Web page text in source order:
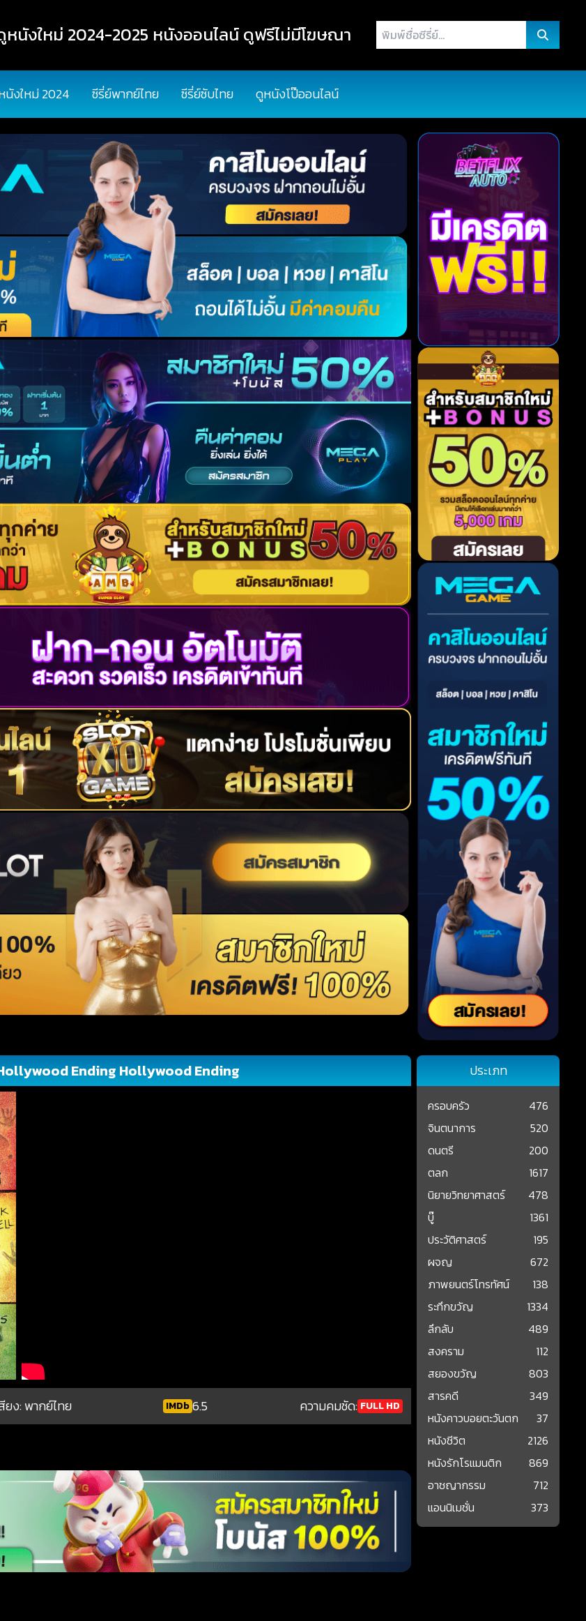
หนังใหม่ 2024-2025 หนังออนไลน์ ดูฟรีไม่มีโฆษณา
พิมพ์
ชื่อ
นังใหม่ 2024 ซีรี่ย์พากย์ไทย ซีรี่ย์ซับไทย ดูหนังโป๊ออนไลน์
Ending Hollywood Ending
ยง: พากย์ไทย IMDb 6.5 ความคมชัด: FULL HD
ประเภท
ครอบครัว
476
จินตนาการ
520
ดนตรี
200
ตลก
1617
นิยายวิทยาศาสตร์
478
บู๊
1361
ประวัติศาสตร์
195
ผจญ
672
ภาพยนตร์โทรทัศน์
138
ระทึกขวัญ
1334
ลึกลับ
489
สงคราม
112
สยองขวัญ
803
สารคดี
349
หนังคาวบอยตะวันตก
37
หนังชีวิต
2126
หนังรักโรแมนติก
869
อาชญากรรม
712
แอนนิเมชั่น
373